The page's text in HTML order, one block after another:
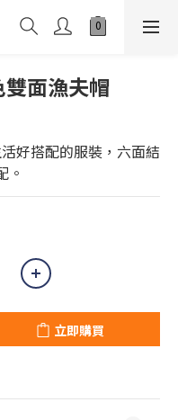
面漁夫帽
好搭配的服裝，六面結
。
立即購買